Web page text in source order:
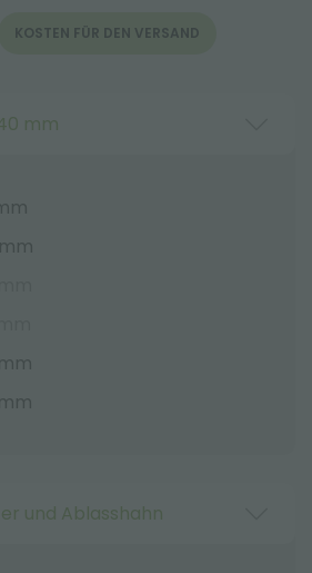
KOSTEN FÜR DEN VERSAND
mm
und Ablasshahn